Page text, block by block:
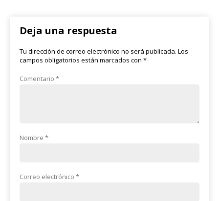
Deja una respuesta
Tu dirección de correo electrónico no será publicada. Los
campos obligatorios están marcados con *
Comentario *
Nombre *
Correo electrónico *